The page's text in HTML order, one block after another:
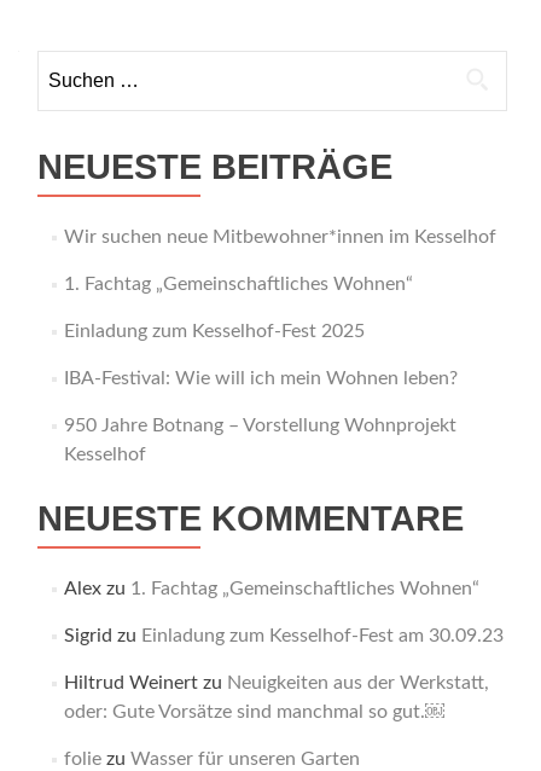
nach:
NEUESTE BEITRÄGE
Wir suchen neue Mitbewohner*innen im Kesselhof
1. Fachtag „Gemeinschaftliches Wohnen“
Einladung zum Kesselhof-Fest 2025
IBA-Festival: Wie will ich mein Wohnen leben?
950 Jahre Botnang – Vorstellung Wohnprojekt
Kesselhof
NEUESTE KOMMENTARE
Alexzu 1. Fachtag „Gemeinschaftliches Wohnen“
Sigrid zu Einladung zum Kesselhof-Fest am 30.09.23
Hiltrud Weinertzu Neuigkeiten aus der Werkstatt,
oder: Gute Vorsätze sind manchmal so gut.￼
foliezu Wasser für unseren Garten